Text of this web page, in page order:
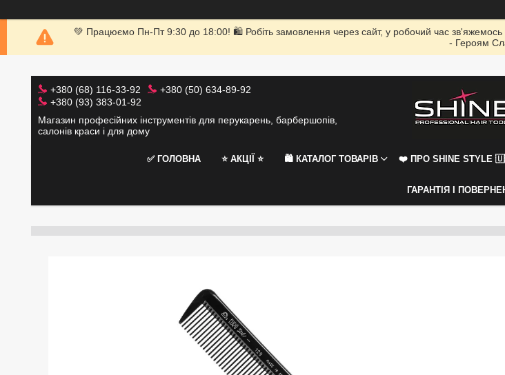
💚 Працюємо Пн-Пт 9:30 до 18:00! 🛍 Робіть замовлення через сайт, у робочий час
- Героям
+380 (68) 116-33-92
+380 (50) 634-89-92
+380 (93) 383-01-92
Магазин професійних інструментів для перукарень, барбершопів,
салонів краси і для дому
✅ ГОЛОВНА ⭐️ АКЦІЇ ⭐️ 🛍 КАТАЛОГ ТОВАРІВ ❤️ ПРО SHINE STYLE
ГАРАНТІЯ І